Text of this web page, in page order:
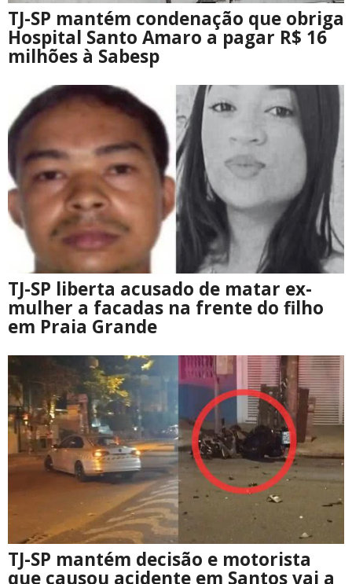
TJ-SP mantém condenação que obriga
Hospital Santo Amaro a pagar R$ 16
milhões à Sabesp
TJ-SP liberta acusado de matar ex-
mulher a facadas na frente do filho
em Praia Grande
TJ-SP mantém decisão e motorista
que causou acidente em Santos vai a